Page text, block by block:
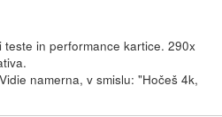
in performance kartice. 290x
namerna, v smislu: "Hočeš 4k,